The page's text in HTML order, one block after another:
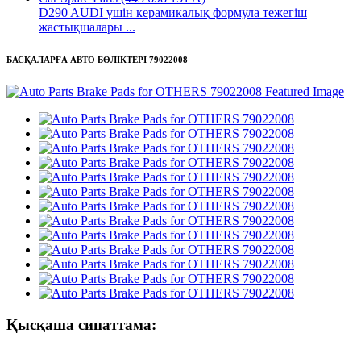
D290 AUDI үшін керамикалық формула тежегіш
жастықшалары ...
БАСҚАЛАРҒА АВТО БӨЛІКТЕРІ 79022008
Қысқаша сипаттама: